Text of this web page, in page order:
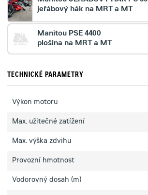
jeřábový hák na MRT a MT
Manitou PSE 4400
plošina na MRT a MT
TECHNICKÉ PARAMETRY
Výkon motoru
Max. užitečné zatížení
Max. výška zdvihu
Provozní hmotnost
Vodorovný dosah (m)